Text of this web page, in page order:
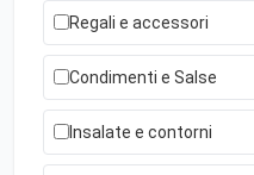
Regali e accessori
Condimenti e Salse
Insalate e contorni